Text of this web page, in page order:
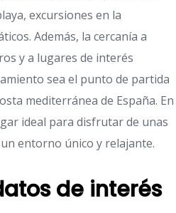
excursiones en la
Además, la cercanía a
y a lugares de interés
sea el punto de partida
mediterránea de España. En
ideal para disfrutar de unas
entorno único y relajante.
de interés